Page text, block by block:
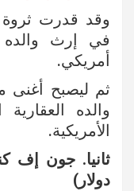
وقد قدرت
أمريكي.
ثم ليصبح أغنى
والده
الأمريكية.
دولار)